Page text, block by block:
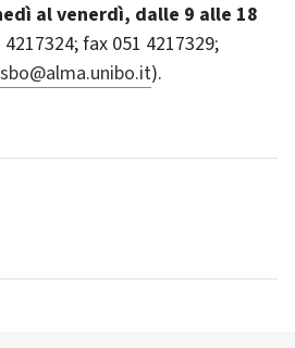
al venerdì, dalle 9 alle 18
fax 051 4217329;
).